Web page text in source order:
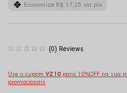
Economize R$ 17,25 via pix
(0)
Use o cupomVZ10 para 10%OFF na sua
promocionais